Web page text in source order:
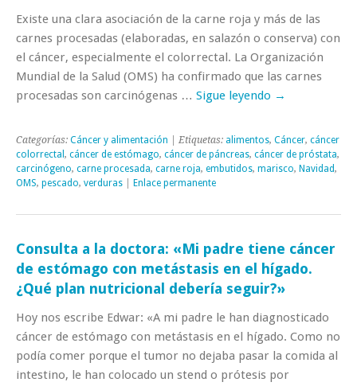
Existe una clara asociación de la carne roja y más de las
carnes procesadas (elaboradas, en salazón o conserva) con
el cáncer, especialmente el colorrectal. La Organización
Mundial de la Salud (OMS) ha confirmado que las carnes
procesadas son carcinógenas … Sigue leyendo →
Categorías: Cáncer y alimentación | Etiquetas: alimentos, Cáncer, cáncer
colorrectal , cáncer de estómago, cáncer de páncreas, cáncer de próstata,
carcinógeno, carne procesada, carne roja, embutidos, marisco, Navidad,
OMS, pescado, verduras Enlace permanente
Consulta a la doctora: «Mi padre tiene cáncer
de estómago con metástasis en el hígado.
¿Qué plan nutricional debería seguir?»
Hoy nos escribe Edwar: «A mi padre le han diagnosticado
cáncer de estómago con metástasis en el hígado. Como no
podía comer porque el tumor no dejaba pasar la comida al
intestino, le han colocado un stend o prótesis por